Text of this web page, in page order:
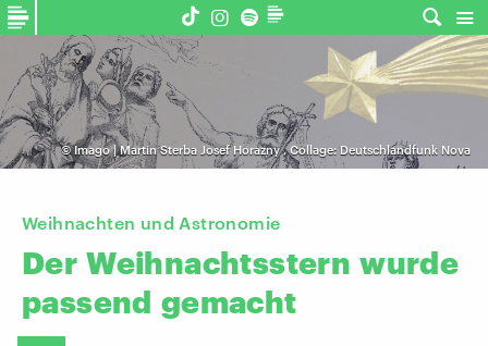
©Imago | Martin Sterba Josef Horazny,Collage: Deutschlandfunk Nova
Weihnachten und Astronomie
Der Weihnachtsstern wurde
passend gemacht